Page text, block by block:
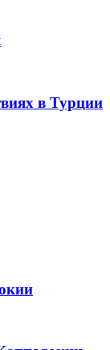
в Турции